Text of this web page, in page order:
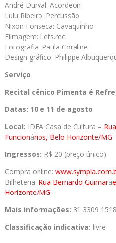
André Durval: Acordeon
Lulu Ribeiro: Percussão
Nixon Fonseca: Cavaquinho
Filmagem: Lets.rec
Fotografia: Paula Coraline
Design gráfico: Philippe
Serviço
Recital cênico Pimenta é
Datas: 10 e 11 de agosto
Local: IDEA Casa de Cultura –
Funcionários, Belo Horizonte/MG
Ingressos: R$ 20 (preço único)
Compra online:
Bilheteria: Rua Bernardo Guimarã
Horizonte/MG
Mais informações: 31 3309 1518
Classificação indicativa: livre